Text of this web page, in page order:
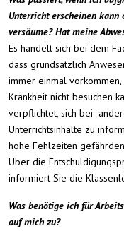
Unterricht erscheinen kann
versäume? Hat meine
Es handelt sich bei dem
dass grundsätzlich
immer einmal
Krankheit nicht besuchen
verpflichtet, sich bei
Unterrichtsinhalte zu
hohe Fehlzeiten
Über die
informiert Sie die
Was benötige ich für
auf mich zu?